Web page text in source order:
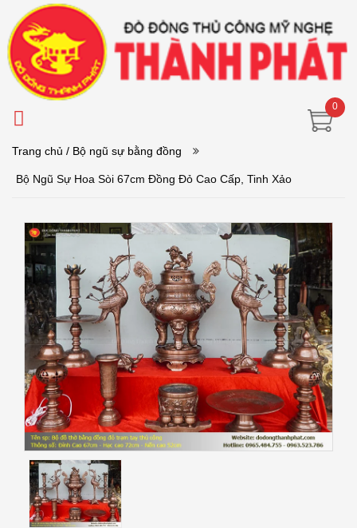
0
Trang chủ / Bộ ngũ sự bằng đồng
Bộ Ngũ Sự Hoa Sòi 67cm Đồng Đỏ Cao Cấp, Tinh Xảo